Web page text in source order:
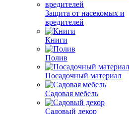
Защита от насекомых и
вредителей
Книги
Полив
Посадочный материал
Садовая мебель
Садовый декор